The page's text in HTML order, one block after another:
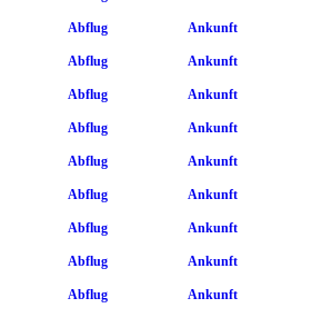
Abflug Ankunft
Abflug Ankunft
Abflug Ankunft
Abflug Ankunft
Abflug Ankunft
Abflug Ankunft
Abflug Ankunft
Abflug Ankunft
Abflug Ankunft